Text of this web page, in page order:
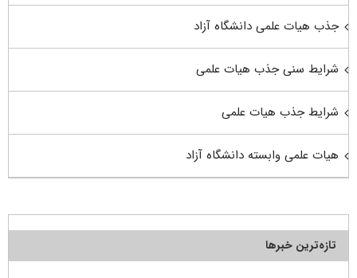
جذب هیات علمی دانشگاه آزاد
شرایط سنی جذب هیات علمی
شرایط جذب هیات علمی
هیات علمی وابسته دانشگاه آزاد
تازه‌ترین خبرها